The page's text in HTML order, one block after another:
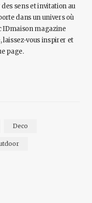
sens et invitation au
dans un univers où
IDmaison magazine
vous inspirer et
page.
Deco